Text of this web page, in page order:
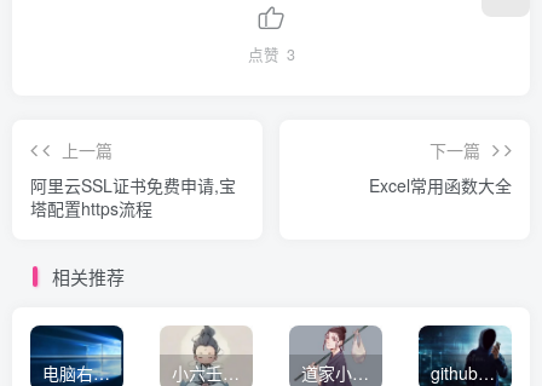
点赞 3
上一篇
阿里云SSL证书免费申请,宝
塔配置https流程
下一篇
Excel常用函数大全
相关推荐
电脑右键新建没有TXT选项怎么办？ 小六壬入门＋分类预测 道家小六壬 github国内绝版访问加速神器，永久使用